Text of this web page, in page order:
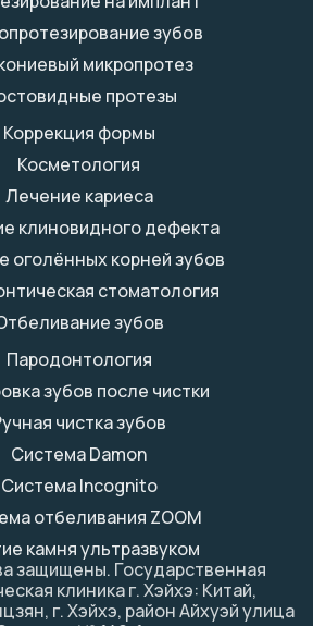
зубов
микропротез
протезы
Коррекция формы
Косметология
Лечение кариеса
клиновидного дефекта
оголённых корней зубов
стоматология
зубов
Пародонтология
зубов после чистки
чистка зубов
Система Damon
Система Incognito
отбеливания ZOOM
камня ультразвуком
защищены. Государственная
клиника г. Хэйхэ: Китай,
г. Хэйхэ, район Айхуэй улица